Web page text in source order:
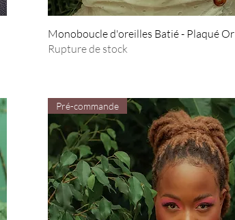
Monoboucle d'oreilles Batié - Plaqué
Rupture de stock
Pré-commande